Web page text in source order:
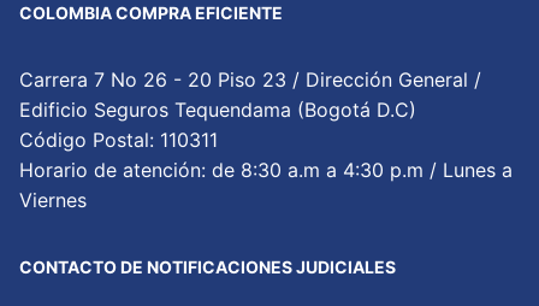
COLOMBIA COMPRA EFICIENTE
Carrera 7 No 26 - 20 Piso 23 / Dirección General /
Edificio Seguros Tequendama (Bogotá D.C)
Código Postal: 110311
Horario de atención: de 8:30 a.m a 4:30 p.m / Lunes a
Viernes
CONTACTO DE NOTIFICACIONES JUDICIALES